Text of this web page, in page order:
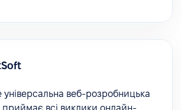
веб-розробницька
приймає всі виклики онлайн-